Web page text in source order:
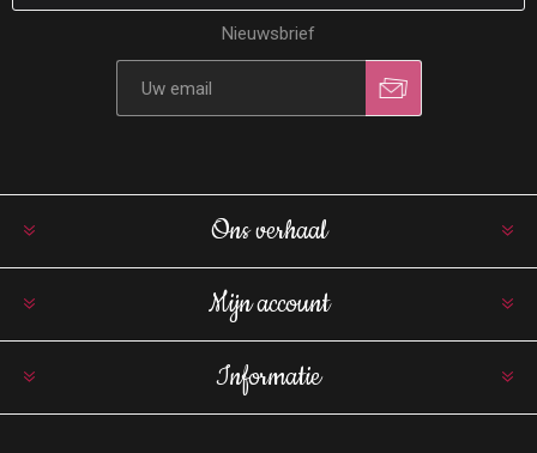
Nieuwsbrief
Ons verhaal
Mijn account
Informatie